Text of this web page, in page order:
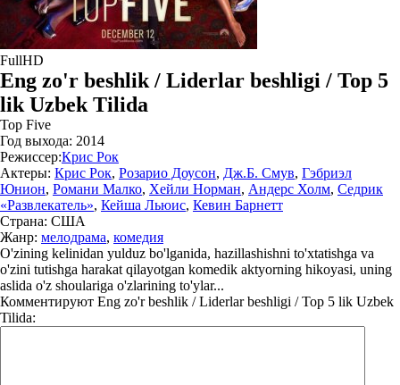
FullHD
Eng zo'r beshlik / Liderlar beshligi / Top 5
lik Uzbek Tilida
Top Five
Год выхода: 2014
Режиссер:Крис Рок
Актеры: Крис Рок, Розарио Доусон, Дж.Б. Смув, Гэбриэл
Юнион, Романи Малко, Хейли Норман, Андерс Холм, Седрик
«Развлекатель», Кейша Льюис, Кевин Барнетт
Страна: США
Жанр: мелодрама, комедия
O'zining kelinidan yulduz bo'lganida, hazillashishni to'xtatishga va
o'zini tutishga harakat qilayotgan komedik aktyorning hikoyasi, uning
aslida o'z shoulariga o'zlarining to'ylar...
Комментируют Eng zo'r beshlik / Liderlar beshligi / Top 5 lik Uzbek
Tilida: